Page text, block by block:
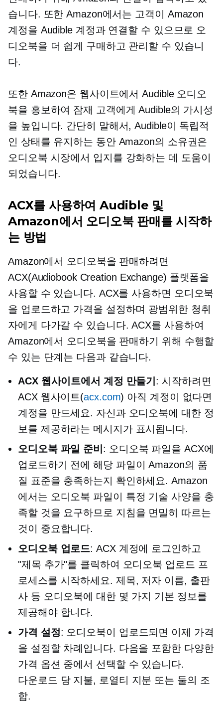
습니다. 또한 Amazon에서는 고객이 Amazon
계정을 Audible 계정과 연결할 수 있으므로 오
디오북을 더 쉽게 구매하고 관리할 수 있습니
다.
또한 Amazon은 웹사이트에서 Audible 오디오
북을 홍보하여 ​​잠재 고객에게 Audible의 가시성
을 높입니다. 간단히 말해서, Audible이 독립적
인 상태를 유지하는 동안 Amazon의 소유권은
오디오북 시장에서 입지를 강화하는 데 도움이
되었습니다.
ACX를 사용하여 Audible 및
Amazon에서 오디오북 판매를 시작하
는 방법
Amazon에서 오디오북을 판매하려면
ACX(Audiobook Creation Exchange) 플랫폼을
사용할 수 있습니다. ACX를 사용하면 오디오북
을 업로드하고 가격을 설정하며 광범위한 청취
자에게 다가갈 수 있습니다. ACX를 사용하여
Amazon에서 오디오북을 판매하기 위해 수행할
수 있는 단계는 다음과 같습니다.
ACX 웹사이트에서 계정 만들기 : 시작하려면
ACX 웹사이트(acx.com) 아직 계정이 없다면
계정을 만드세요. 자신과 오디오북에 대한 정
보를 제공하라는 메시지가 표시됩니다.
오디오북 파일 준비 : 오디오북 파일을 ACX에
업로드하기 전에 해당 파일이 Amazon의 품
질 표준을 충족하는지 확인하세요. Amazon
에서는 오디오북 파일이 특정 기술 사양을 충
족할 것을 요구하므로 지침을 면밀히 따르는
것이 중요합니다.
오디오북 업로드: ACX 계정에 로그인하고
"제목 추가"를 클릭하여 오디오북 업로드 프
로세스를 시작하세요. 제목, 저자 이름, 출판
사 등 오디오북에 대한 몇 가지 기본 정보를
제공해야 합니다.
가격 설정: 오디오북이 업로드되면 이제 가격
을 설정할 차례입니다. 다음을 포함한 다양한
가격 옵션 중에서 선택할 수 있습니다.
다운로드 당 지불, 로열티 지분 또는 둘의 조
합.